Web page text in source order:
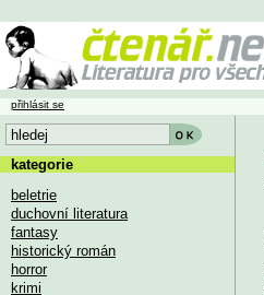
přihlásit se
kategorie
beletrie
duchovní literatura
fantasy
historický román
horror
krimi